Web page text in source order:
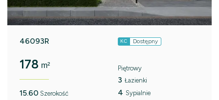
46093R KC Dostępny
178 m²
15.60 Szerokość
Piętrowy
3 Łazienki
4 Sypialnie